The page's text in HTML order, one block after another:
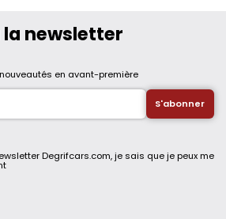
newsletter
en avant-première
Degrifcars.com, je sais que je peux me